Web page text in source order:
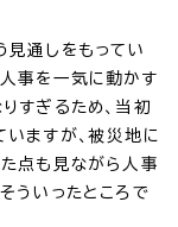
見通しをもってい
事を一気に動かす
すぎるため、当初
ますが、被災地に
点も見ながら人事
ういったところで